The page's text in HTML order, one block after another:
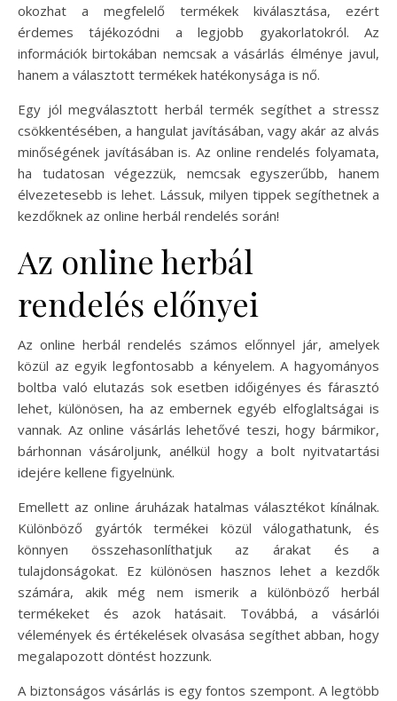
okozhat a megfelelő termékek kiválasztása, ezért
érdemes tájékozódni a legjobb gyakorlatokról. Az
információk birtokában nemcsak a vásárlás élménye javul,
hanem a választott termékek hatékonysága is nő.
Egy jól megválasztott herbál termék segíthet a stressz
csökkentésében, a hangulat javításában, vagy akár az alvás
minőségének javításában is. Az online rendelés folyamata,
ha tudatosan végezzük, nemcsak egyszerűbb, hanem
élvezetesebb is lehet. Lássuk, milyen tippek segíthetnek a
kezdőknek az online herbál rendelés során!
Az online herbál
rendelés előnyei
Az online herbál rendelés számos előnnyel jár, amelyek
közül az egyik legfontosabb a kényelem. A hagyományos
boltba való elutazás sok esetben időigényes és fárasztó
lehet, különösen, ha az embernek egyéb elfoglaltságai is
vannak. Az online vásárlás lehetővé teszi, hogy bármikor,
bárhonnan vásároljunk, anélkül hogy a bolt nyitvatartási
idejére kellene figyelnünk.
Emellett az online áruházak hatalmas választékot kínálnak.
Különböző gyártók termékei közül válogathatunk, és
könnyen összehasonlíthatjuk az árakat és a
tulajdonságokat. Ez különösen hasznos lehet a kezdők
számára, akik még nem ismerik a különböző herbál
termékeket és azok hatásait. Továbbá, a vásárlói
vélemények és értékelések olvasása segíthet abban, hogy
megalapozott döntést hozzunk.
A biztonságos vásárlás is egy fontos szempont. A legtöbb